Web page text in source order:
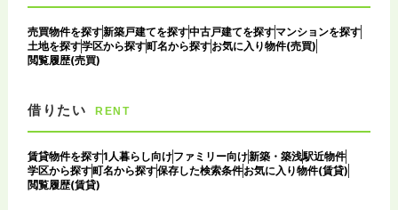
売買物件を探す新築戸建てを探す中古戸建てを探すマンションを探す
土地を探す学区から探す町名から探すお気に入り物件(売買)
閲覧履歴(売買)
借りたい RENT
賃貸物件を探す1人暮らし向けファミリー向け新築・築浅駅近物件
学区から探す町名から探す保存した検索条件お気に入り物件(賃貸)
閲覧履歴(賃貸)